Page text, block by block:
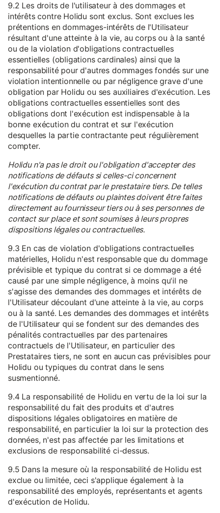
9.2 Les droits de l'utilisateur à des dommages et
intérêts contre Holidu sont exclus. Sont exclues les
prétentions en dommages-intérêts de l'Utilisateur
résultant d'une atteinte à la vie, au corps ou à la santé
ou de la violation d'obligations contractuelles
essentielles (obligations cardinales) ainsi que la
responsabilité pour d'autres dommages fondés sur une
violation intentionnelle ou par négligence grave d'une
obligation par Holidu ou ses auxiliaires d'exécution. Les
obligations contractuelles essentielles sont des
obligations dont l'exécution est indispensable à la
bonne exécution du contrat et sur l'exécution
desquelles la partie contractante peut régulièrement
compter.
Holidu n'a pas le droit ou l'obligation d'accepter des
notifications de défauts si celles-ci concernent
l'exécution du contrat par le prestataire tiers. De telles
notifications de défauts ou plaintes doivent être faites
directement au fournisseur tiers ou à ses personnes de
contact sur place et sont soumises à leurs propres
dispositions légales ou contractuelles.
9.3 En cas de violation d'obligations contractuelles
matérielles, Holidu n'est responsable que du dommage
prévisible et typique du contrat si ce dommage a été
causé par une simple négligence, à moins qu'il ne
s'agisse des demandes des dommages et intérêts de
l'Utilisateur découlant d'une atteinte à la vie, au corps
ou à la santé. Les demandes des dommages et intérêts
de l'Utilisateur qui se fondent sur des demandes des
pénalités contractuelles par des partenaires
contractuels de l'Utilisateur, en particulier des
Prestataires tiers, ne sont en aucun cas prévisibles pour
Holidu ou typiques du contrat dans le sens
susmentionné.
9.4 La responsabilité de Holidu en vertu de la loi sur la
responsabilité du fait des produits et d'autres
dispositions légales obligatoires en matière de
responsabilité, en particulier la loi sur la protection des
données, n'est pas affectée par les limitations et
exclusions de responsabilité ci-dessus.
9.5 Dans la mesure où la responsabilité de Holidu est
exclue ou limitée, ceci s'applique également à la
responsabilité des employés, représentants et agents
d'exécution de Holidu.